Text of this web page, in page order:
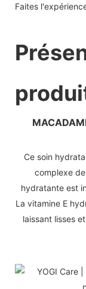
Faites
Ce soin
complexe
hydratante est
La vitamine E
laissant lisses